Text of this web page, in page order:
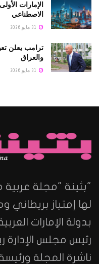
الإمارات
الاصطناعي
ترامب يعلن
والعراق
"بثينة "مجلة
لها إمتياز
بدولة الإمارات
رئيس مجلس الإدارة
ناشرة المجلة